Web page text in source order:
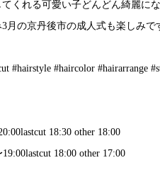
くれる可愛い子️どんどん綺麗に
月の京丹後市の成人式も楽しみで
#hairstyle #haircolor #hairarrange
18:30 other 18:00
18:00 other 17:00